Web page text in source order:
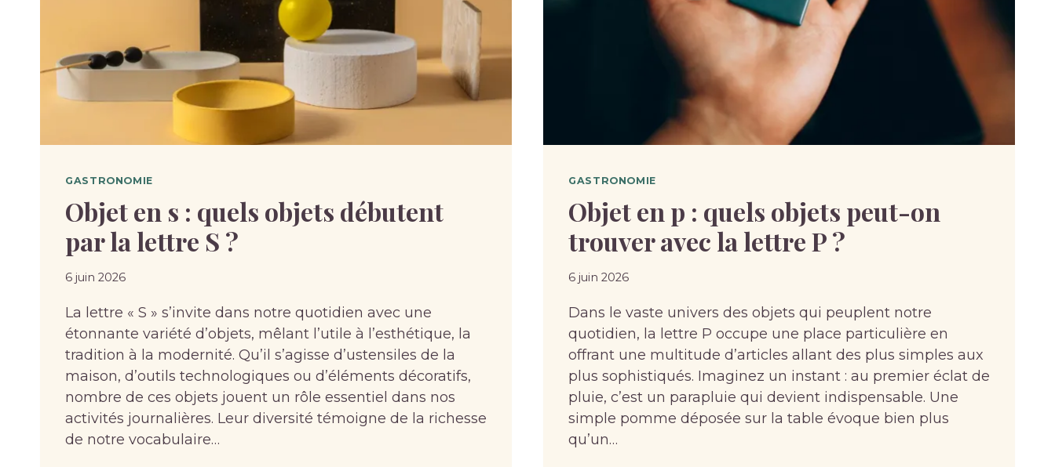
GASTRONOMIE
Objet en s : quels objets débutent
par la lettre S ?
6 juin 2026
La lettre « S » s’invite dans notre quotidien avec une
étonnante variété d’objets, mêlant l’utile à l’esthétique, la
tradition à la modernité. Qu’il s’agisse d’ustensiles de la
maison, d’outils technologiques ou d’éléments décoratifs,
nombre de ces objets jouent un rôle essentiel dans nos
activités journalières. Leur diversité témoigne de la richesse
de notre vocabulaire…
GASTRONOMIE
Objet en p : quels objets peut-on
trouver avec la lettre P ?
6 juin 2026
Dans le vaste univers des objets qui peuplent notre
quotidien, la lettre P occupe une place particulière en
offrant une multitude d’articles allant des plus simples aux
plus sophistiqués. Imaginez un instant : au premier éclat de
pluie, c’est un parapluie qui devient indispensable. Une
simple pomme déposée sur la table évoque bien plus
qu’un…